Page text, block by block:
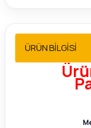
Sedan
ÜRÜN BİLGİSİ